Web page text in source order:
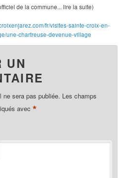
de la commune... lire la suite)
fr/visites-sainte-croix-en-
une-chartreuse-devenue-village
UN
ne sera pas publiée. Les champs
avec*